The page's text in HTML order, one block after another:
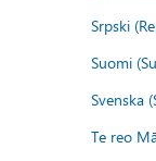
Srpski
Suomi
Svenska
Te reo